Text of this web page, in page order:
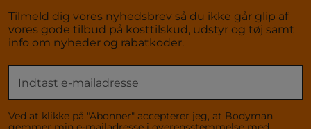
Tilmeld dig vores nyhedsbrev så du ikke går glip af
vores gode tilbud på kosttilskud, udstyr og tøj samt
info om nyheder og rabatkoder.
Ved at klikke på "Abonner" accepterer jeg, at Bodyman